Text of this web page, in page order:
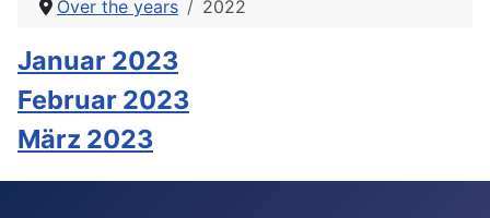
Over the years 2022
Januar 2023
Februar 2023
März 2023